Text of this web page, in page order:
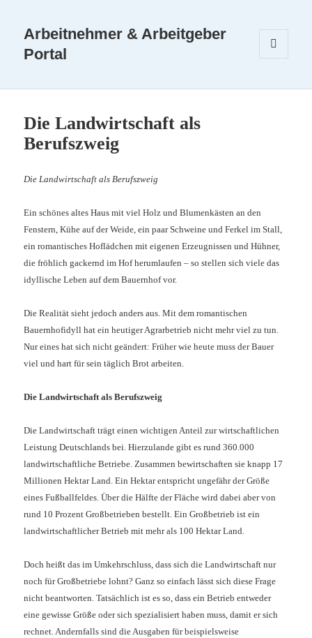
Arbeitnehmer & Arbeitgeber
Portal
Die Landwirtschaft als
Berufszweig
Die Landwirtschaft als Berufszweig
Ein schönes altes Haus mit viel Holz und Blumenkästen an den
Fenstern, Kühe auf der Weide, ein paar Schweine und Ferkel im Stall,
ein romantisches Hoflädchen mit eigenen Erzeugnissen und Hühner,
die fröhlich gackernd im Hof herumlaufen – so stellen sich viele das
idyllische Leben auf dem Bauernhof vor.
Die Realität sieht jedoch anders aus. Mit dem romantischen
Bauernhofidyll hat ein heutiger Agrarbetrieb nicht mehr viel zu tun.
Nur eines hat sich nicht geändert: Früher wie heute muss der Bauer
viel und hart für sein täglich Brot arbeiten.
Die Landwirtschaft als Berufszweig
Die Landwirtschaft trägt einen wichtigen Anteil zur wirtschaftlichen
Leistung Deutschlands bei. Hierzulande gibt es rund 360.000
landwirtschaftliche Betriebe. Zusammen bewirtschaften sie knapp 17
Millionen Hektar Land. Ein Hektar entspricht ungefähr der Größe
eines Fußballfeldes. Über die Hälfte der Fläche wird dabei aber von
rund 10 Prozent Großbetrieben bestellt. Ein Großbetrieb ist ein
landwirtschaftlicher Betrieb mit mehr als 100 Hektar Land.
Doch heißt das im Umkehrschluss, dass sich die Landwirtschaft nur
noch für Großbetriebe lohnt? Ganz so einfach lässt sich diese Frage
nicht beantworten. Tatsächlich ist es so, dass ein Betrieb entweder
eine gewisse Größe oder sich spezialisiert haben muss, damit er sich
rechnet. Andernfalls sind die Ausgaben für beispielsweise